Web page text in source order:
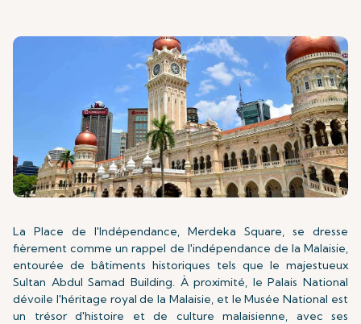
La Place de l'Indépendance, Merdeka Square, se dresse
fièrement comme un rappel de l'indépendance de la Malaisie,
entourée de bâtiments historiques tels que le majestueux
Sultan Abdul Samad Building. À proximité, le Palais National
dévoile l'héritage royal de la Malaisie, et le Musée National est
un trésor d'histoire et de culture malaisienne, avec ses